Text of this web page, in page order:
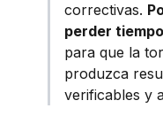
correctivas.
perder
para que la
produzca
verificables y